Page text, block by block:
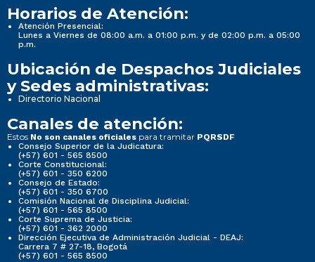
Horarios de Atención:
Atención Presencial:
Lunes a Viernes de 08:00 a.m. a 01:00 p.m. y de 02:00 p.m. a 05:00
p.m.
Ubicación de Despachos Judiciales
y Sedes administrativas:
Directorio Nacional
Canales de atención:
Estos No son canales oficiales para tramitar PQRSDF
Consejo Superior de la Judicatura:
(+57) 601 - 565 8500
Corte Constitucional:
(+57) 601 - 350 6200
Consejo de Estado:
(+57) 601 - 350 6700
Comisión Nacional de Disciplina Judicial:
(+57) 601 - 565 8500
Corte Suprema de Justicia:
(+57) 601 - 362 2000
Dirección Ejecutiva de Administración Judicial - DEAJ:
Carrera 7 # 27-18, Bogotá
(+57) 601 - 565 8500